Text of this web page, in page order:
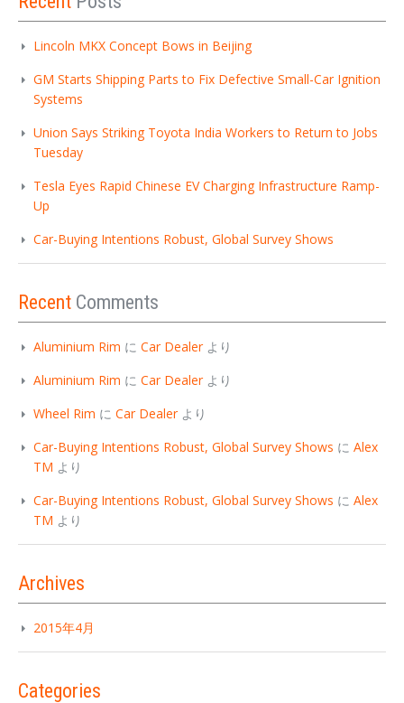
Lincoln MKX Concept Bows in Beijing
GM Starts Shipping Parts to Fix Defective Small-Car Ignition
Systems
Union Says Striking Toyota India Workers to Return to Jobs
Tuesday
Tesla Eyes Rapid Chinese EV Charging Infrastructure Ramp-
Up
Car-Buying Intentions Robust, Global Survey Shows
Recent Comments
Aluminium Rim に Car Dealerより
Aluminium Rim に Car Dealerより
Wheel Rim に Car Dealerより
Car-Buying Intentions Robust, Global Survey Shows に Alex
TM より
Car-Buying Intentions Robust, Global Survey Shows に Alex
TM より
Archives
2015年4月
Categories